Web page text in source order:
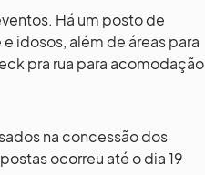
Há um posto de
idosos, além de áreas para
pra rua para acomodação
na concessão dos
ocorreu até o dia 19